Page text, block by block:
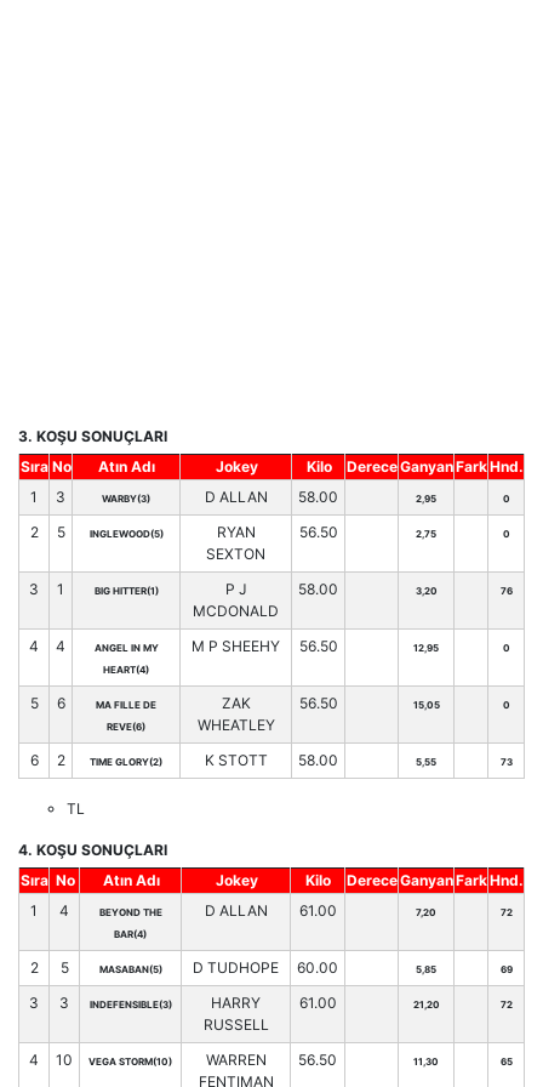
3. KOŞU SONUÇLARI
Sıra No Atın Adı Jokey Kilo DereceGanyanFarkHnd.
1
3 WARBY(3) D ALLAN 58.00 2,95 0
2 5 INGLEWOOD(5)
RYAN
SEXTON
56.50 2,75 0
3 1 BIG HITTER(1)
P J
MCDONALD
58.00 3,20 76
4 4
ANGEL IN MY
HEART(4)
M P SHEEHY 56.50 12,95 0
5 6
MA FILLE DE
REVE(6)
ZAK
WHEATLEY
56.50 15,05 0
6 2 TIME GLORY(2) K STOTT 58.00 5,55 73
TL
4. KOŞU SONUÇLARI
Sıra No Atın Adı Jokey Kilo DereceGanyanFarkHnd.
1
4
BEYOND THE
BAR(4)
D ALLAN 61.00 7,20 72
2 5 MASABAN(5) D TUDHOPE 60.00 5,85 69
3 3 INDEFENSIBLE(3)
HARRY
RUSSELL
61.00 21,20 72
4 10 VEGA STORM(10)
WARREN
FENTIMAN
56.50 11,30 65